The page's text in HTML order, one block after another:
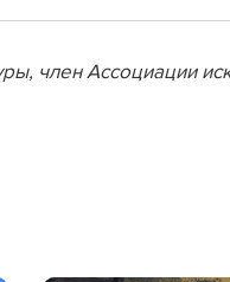
член Ассоциации